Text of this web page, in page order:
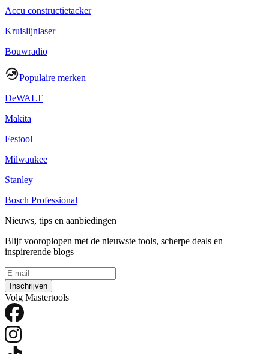
Accu constructietacker
Kruislijnlaser
Bouwradio
Populaire merken
DeWALT
Makita
Festool
Milwaukee
Stanley
Bosch Professional
Nieuws, tips en aanbiedingen
Blijf vooroplopen met de nieuwste tools, scherpe deals en
inspirerende blogs
Inschrijven
Volg Mastertools